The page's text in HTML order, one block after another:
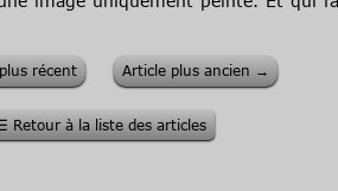
récent Article plus ancien →
Retour à la liste des articles